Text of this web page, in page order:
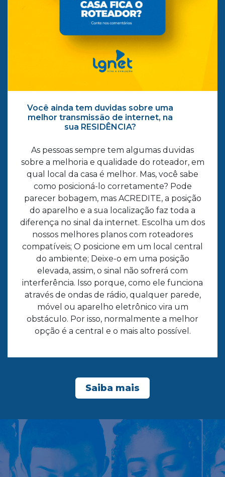
Você ainda tem duvidas sobre uma
melhor transmissão de internet, na
sua RESIDÊNCIA?
As pessoas sempre tem algumas duvidas
sobre a melhoria e qualidade do roteador, em
qual local da casa é melhor. Mas, você sabe
como posicioná-lo corretamente? Pode
parecer bobagem, mas ACREDITE, a posição
do aparelho e a sua localização faz toda a
diferença no sinal da internet. Escolha um dos
nossos melhores planos com roteadores
compatíveis; O posicione em um local central
do ambiente; Deixe-o em uma posição
elevada, assim, o sinal não sofrerá com
interferência. Isso porque, como ele funciona
através de ondas de rádio, qualquer parede,
móvel ou aparelho eletrônico vira um
obstáculo. Por isso, normalmente a melhor
opção é a central e o mais alto possível.
Saiba mais